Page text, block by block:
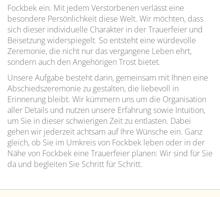
Fockbek ein. Mit jedem Verstorbenen verlässt eine
besondere Persönlichkeit diese Welt. Wir möchten, dass
sich dieser individuelle Charakter in der Trauerfeier und
Beisetzung widerspiegelt. So entsteht eine würdevolle
Zeremonie, die nicht nur das vergangene Leben ehrt,
sondern auch den Angehörigen Trost bietet.
Unsere Aufgabe besteht darin, gemeinsam mit Ihnen eine
Abschiedszeremonie zu gestalten, die liebevoll in
Erinnerung bleibt. Wir kümmern uns um die Organisation
aller Details und nutzen unsere Erfahrung sowie Intuition,
um Sie in dieser schwierigen Zeit zu entlasten. Dabei
gehen wir jederzeit achtsam auf Ihre Wünsche ein. Ganz
gleich, ob Sie im Umkreis von Fockbek leben oder in der
Nähe von Fockbek eine Trauerfeier planen: Wir sind für Sie
da und begleiten Sie Schritt für Schritt.